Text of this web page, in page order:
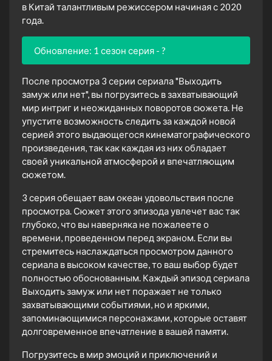
в Китай талантливым режиссером начиная с 2020
года.
Обновление: 1 сезон серия - ?
После просмотра 3 серии сериала "Выходить
замуж или нет", вы погрузитесь в захватывающий
мир интриг и неожиданных поворотов сюжета. Не
упустите возможность следить за каждой новой
серией этого выдающегося кинематографического
произведения, так как каждая из них обладает
своей уникальной атмосферой и впечатляющим
сюжетом.
3 серия обещает вам океан удовольствия после
просмотра. Сюжет этого эпизода увлечет вас так
глубоко, что вы наверняка не пожалеете о
времени, проведенном перед экраном. Если вы
стремитесь наслаждаться просмотром данного
сериала в высоком качестве, то ваш выбор будет
полностью обоснованным. Каждый эпизод сериала
Выходить замуж или нет поражает не только
захватывающими событиями, но и яркими,
запоминающимися персонажами, которые оставят
долговременное впечатление в вашей памяти.
Погрузитесь в мир эмоций и приключений и